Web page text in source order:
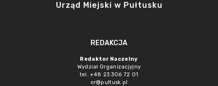
Urząd Miejski w Pułtusku
REDAKCJA
Redaktor Naczelny
Wydział Organizacjyjny
tel. +48 23 306 72 01
or@pultusk.pl